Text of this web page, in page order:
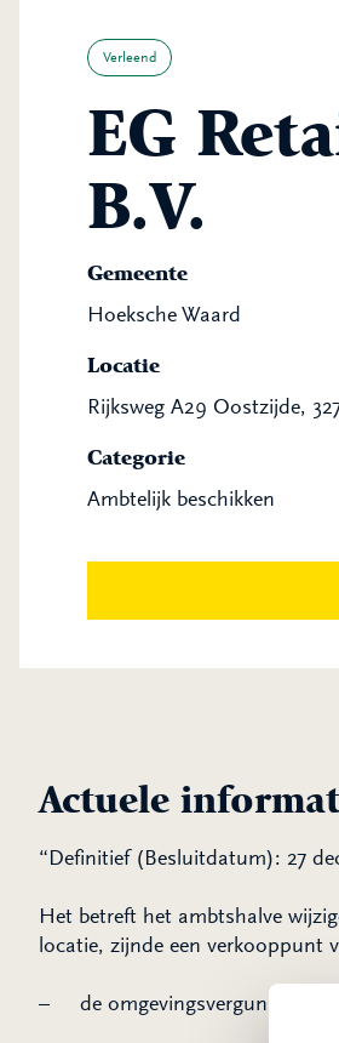
Verleend
EG
B.V.
Gemeente
Hoeksche Waard
Locatie
Rijksweg A29 Oostzijde,
Categorie
Ambtelijk beschikken
Actuele
“Definitief (Besluitdatum): 27
Het betreft het ambtshalve
locatie, zijnde een verkooppunt
– de omgevingsvergunning